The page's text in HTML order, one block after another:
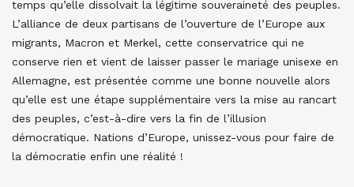
temps qu’elle dissolvait la légitime souveraineté des peuples.
L’alliance de deux partisans de l’ouverture de l’Europe aux
migrants, Macron et Merkel, cette conservatrice qui ne
conserve rien et vient de laisser passer le mariage unisexe en
Allemagne, est présentée comme une bonne nouvelle alors
qu’elle est une étape supplémentaire vers la mise au rancart
des peuples, c’est-à-dire vers la fin de l’illusion
démocratique. Nations d’Europe, unissez-vous pour faire de
la démocratie enfin une réalité !